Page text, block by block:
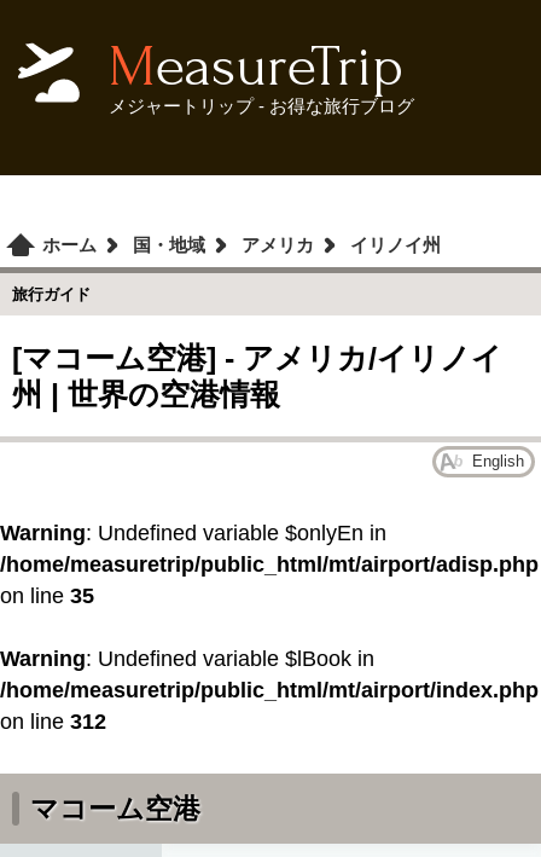
MeasureTrip
メジャートリップ - お得な旅行ブログ
ホーム 国・地域 アメリカ イリノイ州
旅行ガイド
[マコーム空港] - アメリカ/イリノイ
州 | 世界の空港情報
English
Warning: Undefined variable $onlyEn in
/home/measuretrip/public_html/mt/airport/adisp.php
on line 35
Warning: Undefined variable $lBook in
/home/measuretrip/public_html/mt/airport/index.php
on line 312
マコーム空港